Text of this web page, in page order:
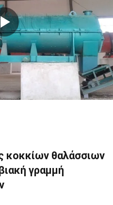
κοκκίων θαλάσσιων
γραμμή